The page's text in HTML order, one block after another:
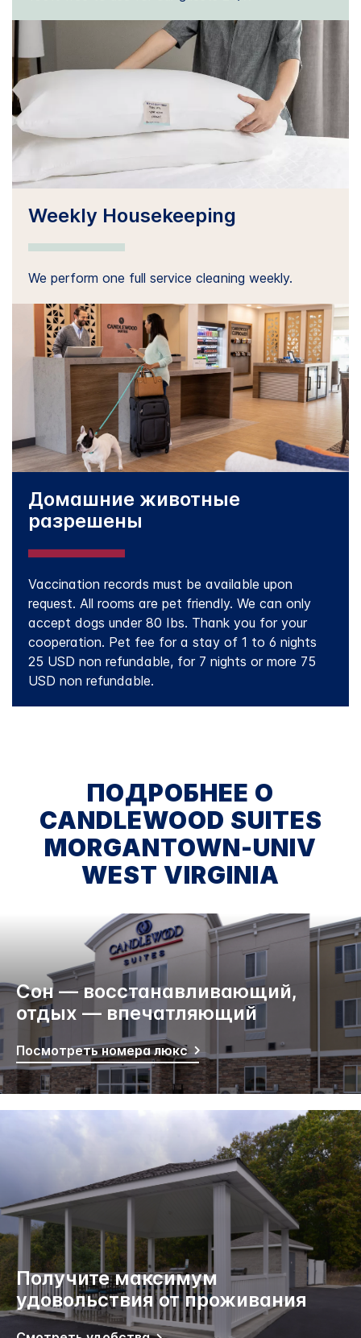
Weekly Housekeeping
We perform one full service cleaning weekly.
Домашние животные
разрешены
Vaccination records must be available upon
request. All rooms are pet friendly. We can only
accept dogs under 80 Ibs. Thank you for your
cooperation. Pet fee for a stay of 1 to 6 nights
25 USD non refundable, for 7 nights or more 75
USD non refundable.
ПОДРОБНЕЕ О
CANDLEWOOD SUITES
MORGANTOWN-UNIV
WEST VIRGINIA
Сон — восстанавливающий,
отдых — впечатляющий
Посмотреть номера люкс
Получите максимум
удовольствия от проживания